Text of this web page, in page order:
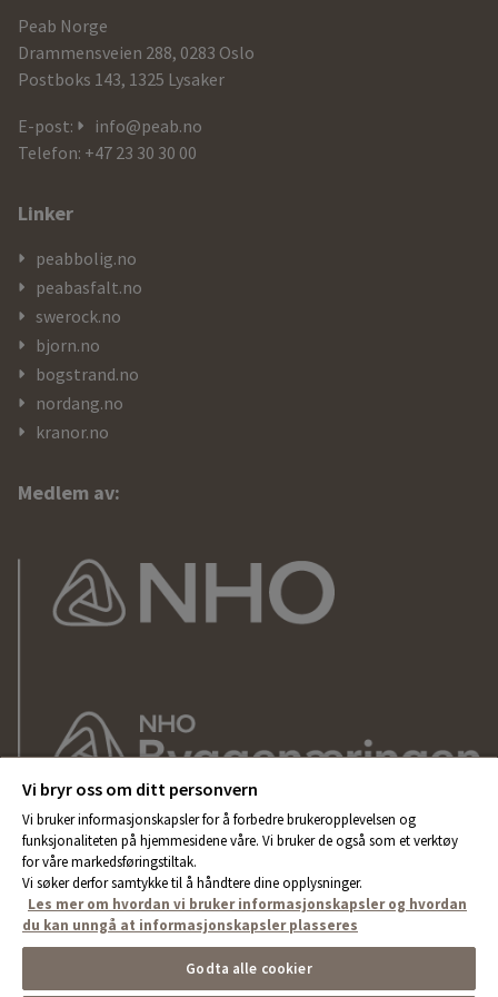
informasjon
og
kontaktdetaljer
Peab Norge
Drammensveien 288, 0283 Oslo
Postboks 143, 1325 Lysaker
E-post:
info@peab.no
Telefon: +47 23 30 30 00
Linker
peabbolig.no
peabasfalt.no
swerock.no
bjorn.no
bogstrand.no
nordang.no
kranor.no
Medlem av:
Vi bryr oss om ditt personvern
Vi bruker informasjonskapsler for å forbedre brukeropplevelsen og
funksjonaliteten på hjemmesidene våre. Vi bruker de også som et verktøy
for våre markedsføringstiltak.
Vi søker derfor samtykke til å håndtere dine opplysninger.
Les mer om hvordan vi bruker informasjonskapsler og hvordan
du kan unngå at informasjonskapsler plasseres
Godta alle cookier